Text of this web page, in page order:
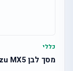
כללי
מסך לבן Meizu MX5